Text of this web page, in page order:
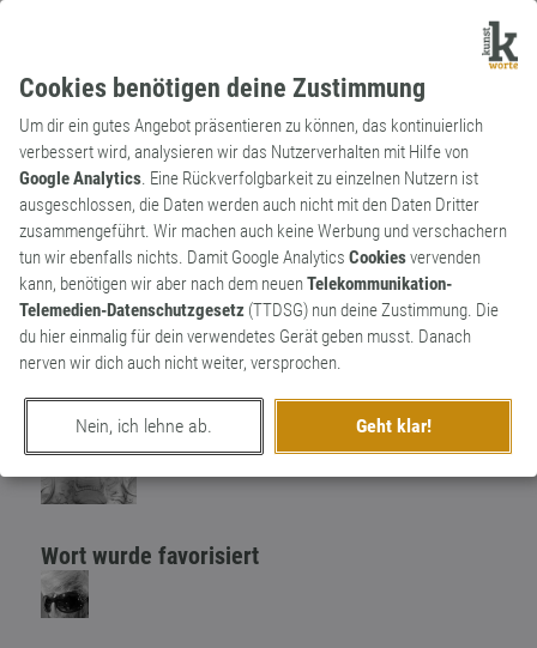
Cookies benötigen deine Zustimmung
Um dir ein gutes Angebot präsentieren zu können, das kontinuierlich
verbessert wird, analysieren wir das Nutzerverhalten mit Hilfe von
Google Analytics. Eine Rückverfolgbarkeit zu einzelnen Nutzern ist
ausgeschlossen, die Daten werden auch nicht mit den Daten Dritter
zusammengeführt. Wir machen auch keine Werbung und verschachern
tun wir ebenfalls nichts. Damit Google Analytics Cookiesvervenden
kann, benötigen wir aber nach dem neuenTelekommunikation-
Telemedien-Datenschutzgesetz (TTDSG) nun deine Zustimmung. Die
du hier einmalig für dein verwendetes Gerät geben musst. Danach
nerven wir dich auch nicht weiter, versprochen.
Nein, ich lehne ab. Geht klar!
Archaismus
Substantiv
Kokotte
Halbweltdame, auch vornehme
Prostituierte. Basiert auf cocotte (frz.
Hühnchen).
1
erschaffen von
am 1. März 2018
Wort wurde favorisiert